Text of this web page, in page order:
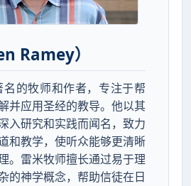
Ramey）
名的牧师和作者，专注于帮
并应用圣经的教导。他以其
入研究和实践而闻名，致力
和教学，使听众能够更清晰
。雷米牧师擅长通过易于理
的神学概念，帮助信徒在日